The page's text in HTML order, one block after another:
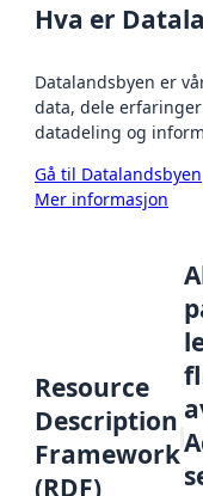
Hva er
Datalandsbyen er
data, dele
datadeling og
Gå til Datalandsbyen
Mer informasjon
Resource
Description
Framework
(RDF)